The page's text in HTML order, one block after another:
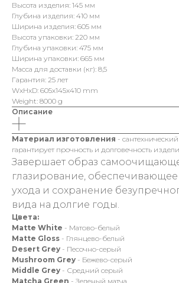
Высота изделия: 145 мм
Глубина изделия: 410 мм
Ширина изделия: 605 мм
Высота упаковки: 220 мм
Глубина упаковки: 475 мм
Ширина упаковки: 665 мм
Масса для доставки (кг): 8,5
Гарантия: 25 лет
WxHxD: 605x145x410 mm
Weight: 8000 g
Описание
Материал изготовления -
гарантирует прочность и долговечность
Завершает образ
глазирование, обеспечивающее
ухода и сохранение
вида на долгие годы.
Цвета:
Matte White - Матово-белый
Matte Gloss - Глянцево-белый
Desert Grey - Песочно-серый
Mushroom Grey - Бежево-серый
Middle Grey - Средний серый
Matcha Green - Зеленый матча